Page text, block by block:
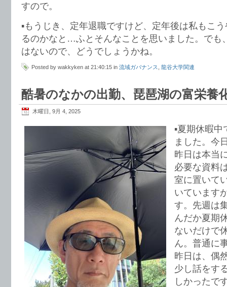
すので。
▪️もうじき、定年退職ですけど、定年後は私もこ
るのかなと…ふとそんなことを思いました。でも
はないので、どうでしょうかね。
Posted by wakkyken at 21:40:15 in 流域ガバナンス 龍谷大学関連
酷暑のなかの出勤、琵琶湖の富栄養
木曜日, 9月 4, 2025
▪️夏期休暇
ました。今
昨日は本当
必要な資料
室に置いて
いています
す。先週は
んだか夏期
ないだけで
ん。普通に
昨日は、偶
少し話をす
しかったで